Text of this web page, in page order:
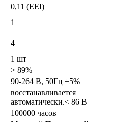
0,11 (EEI)
1
4
1 шт
> 89%
90-264 В, 50Гц ±5%
восстанавливается
автоматически.< 86 В
100000 часов